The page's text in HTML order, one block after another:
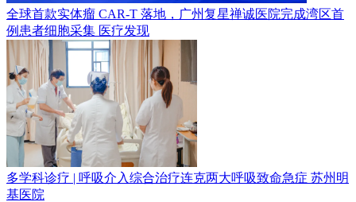
全球首款实体瘤 CAR-T 落地，广州复星禅诚医院完成湾区首
例患者细胞采集 医疗发现
多学科诊疗 | 呼吸介入综合治疗连克两大呼吸致命急症 苏州明
基医院